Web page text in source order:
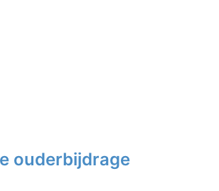
ouderbijdrage